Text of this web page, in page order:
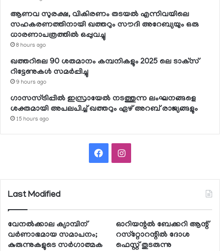
ആണവ സുരക്ഷ, വികിരണം തടയല്‍ എന്നിവയിലെ
സഹകരണത്തിനായി ഖത്തറും സൗദി അറേബ്യയും ഒരു
ധാരണാപത്രത്തില്‍ ഒപ്പുവച്ചു
8 hours ago
ഖത്തറിലെ 90 ശതമാനം കമ്പനികളും 2025 ലെ ടാക്‌സ്
റിട്ടേണുകള്‍ സമര്‍പ്പിച്ചു
9 hours ago
ഗാസസ്ട്രിപ്പില്‍ ഇസ്രായേല്‍ നടത്തുന്ന ലംഘനങ്ങളെ
ശക്തമായി അപലപിച്ച് ഖത്തറും ഏഴ് അറബ് രാജ്യങ്ങളും
15 hours ago
FacebookInstagram
Last Modified
വേനല്‍ക്കാല ക്യാമ്പിന്
വര്‍ണാഭമായ സമാപനം;
കുരുന്നുകളുടെ സര്‍ഗാത്മക
ഓറിയന്റല്‍ ബേക്കറി ആന്റ്
റസ്‌റ്റോറന്റില്‍ ദോശ
ഫെസ്റ്റ് തുടരുന്നു